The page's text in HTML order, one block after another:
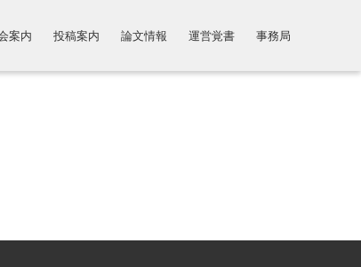
案内 投稿案内 論文情報 運営覚書 事務局